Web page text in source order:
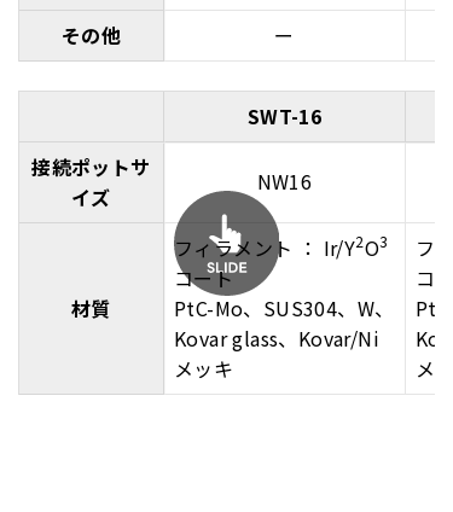
その他 ー
SWT-16
接続ポットサ
イズ
NW16
材質
フィラメント ： Ir/Y2O3
コート
PtC-Mo、SUS304、W、
Kovar glass、Kovar/Ni
メッキ
フ
コー
メッ